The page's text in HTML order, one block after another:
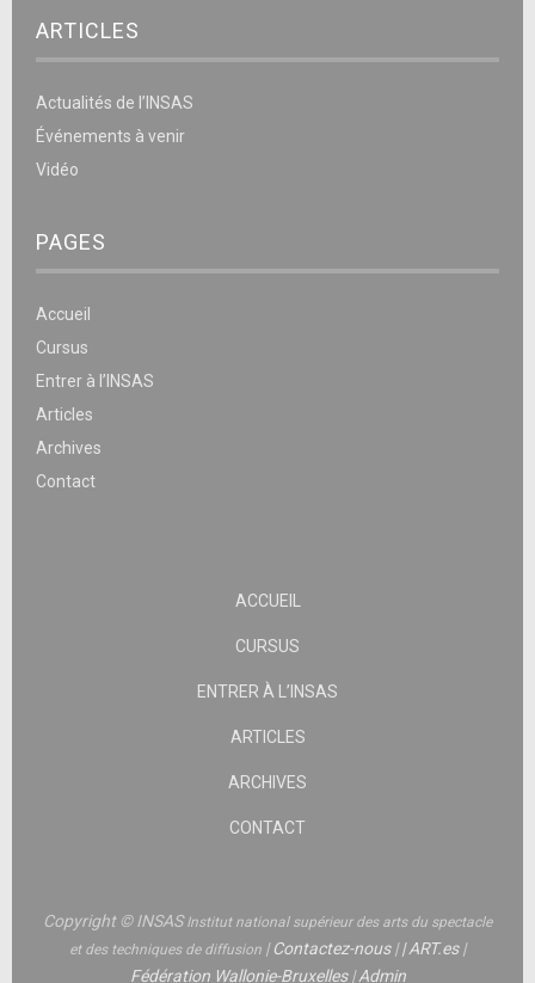
ARTICLES
Actualités de l’INSAS
Événements à venir
Vidéo
PAGES
Accueil
Cursus
Entrer à l’INSAS
Articles
Archives
Contact
ACCUEIL
CURSUS
ENTRER À L’INSAS
ARTICLES
ARCHIVES
CONTACT
Copyright © INSASInstitut national supérieur des arts du spectacle
et des techniques de diffusion |Contactez-nous||ART.es|
Fédération Wallonie-Bruxelles|Admin